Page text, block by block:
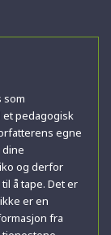
som
pedagogisk
egne
og derfor
å tape. Det er
er en
fra